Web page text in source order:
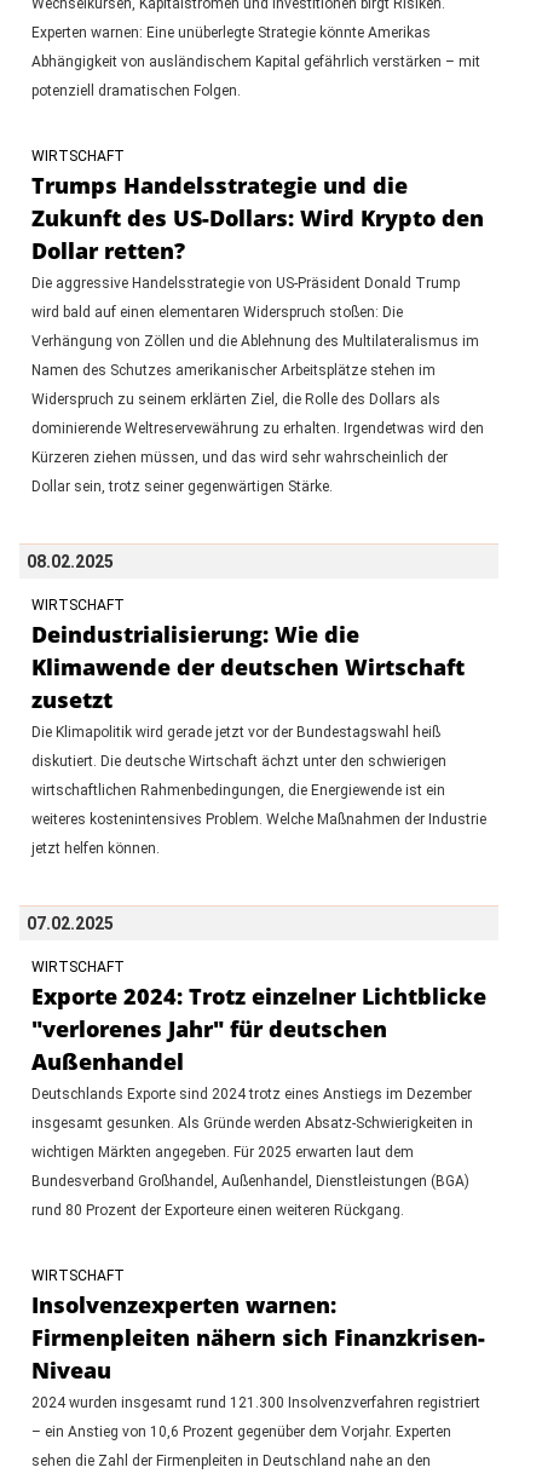
Wechselkursen, Kapitalströmen und Investitionen birgt Risiken.
Experten warnen: Eine unüberlegte Strategie könnte Amerikas
Abhängigkeit von ausländischem Kapital gefährlich verstärken – mit
potenziell dramatischen Folgen.
WIRTSCHAFT
Trumps Handelsstrategie und die
Zukunft des US-Dollars: Wird Krypto den
Dollar retten?
Die aggressive Handelsstrategie von US-Präsident Donald Trump
wird bald auf einen elementaren Widerspruch stoßen: Die
Verhängung von Zöllen und die Ablehnung des Multilateralismus im
Namen des Schutzes amerikanischer Arbeitsplätze stehen im
Widerspruch zu seinem erklärten Ziel, die Rolle des Dollars als
dominierende Weltreservewährung zu erhalten. Irgendetwas wird den
Kürzeren ziehen müssen, und das wird sehr wahrscheinlich der
Dollar sein, trotz seiner gegenwärtigen Stärke.
08.02.2025
WIRTSCHAFT
Deindustrialisierung: Wie die
Klimawende der deutschen Wirtschaft
zusetzt
Die Klimapolitik wird gerade jetzt vor der Bundestagswahl heiß
diskutiert. Die deutsche Wirtschaft ächzt unter den schwierigen
wirtschaftlichen Rahmenbedingungen, die Energiewende ist ein
weiteres kostenintensives Problem. Welche Maßnahmen der Industrie
jetzt helfen können.
07.02.2025
WIRTSCHAFT
Exporte 2024: Trotz einzelner Lichtblicke
"verlorenes Jahr" für deutschen
Außenhandel
Deutschlands Exporte sind 2024 trotz eines Anstiegs im Dezember
insgesamt gesunken. Als Gründe werden Absatz-Schwierigkeiten in
wichtigen Märkten angegeben. Für 2025 erwarten laut dem
Bundesverband Großhandel, Außenhandel, Dienstleistungen (BGA)
rund 80 Prozent der Exporteure einen weiteren Rückgang.
WIRTSCHAFT
Insolvenzexperten warnen:
Firmenpleiten nähern sich Finanzkrisen-
Niveau
2024 wurden insgesamt rund 121.300 Insolvenzverfahren registriert
– ein Anstieg von 10,6 Prozent gegenüber dem Vorjahr. Experten
sehen die Zahl der Firmenpleiten in Deutschland nahe an den